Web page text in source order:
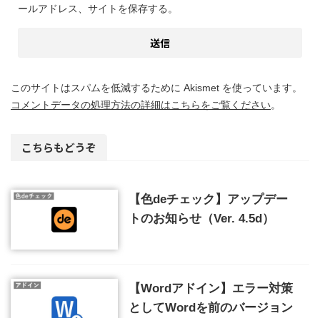
ールアドレス、サイトを保存する。
このサイトはスパムを低減するために Akismet を使っています。
コメントデータの処理方法の詳細はこちらをご覧ください。
こちらもどうぞ
【色deチェック】アップデー
トのお知らせ（Ver. 4.5d）
【Wordアドイン】エラー対策
としてWordを前のバージョン